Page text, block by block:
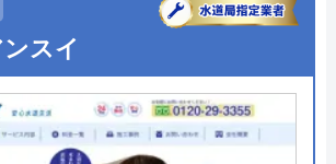
テックがおすすめの理由
ックは、富山県全域を対象に水回り
スイ